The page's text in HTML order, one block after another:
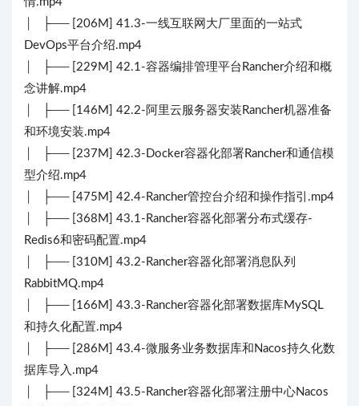
│ ├── [206M] 41.3-一线互联网大厂里面的一站式
DevOps平台介绍.mp4
│ ├── [229M] 42.1-容器编排管理平台Rancher介绍和概
念讲解.mp4
│ ├── [146M] 42.2-阿里云服务器安装Rancher机器准备
和环境安装.mp4
│ ├── [237M] 42.3-Docker容器化部署Rancher和通信模
型介绍.mp4
│ ├── [475M] 42.4-Rancher管控台介绍和操作指引.mp4
│ ├── [368M] 43.1-Rancher容器化部署分布式缓存-
Redis6和密码配置.mp4
│ ├── [310M] 43.2-Rancher容器化部署消息队列
RabbitMQ.mp4
│ ├── [166M] 43.3-Rancher容器化部署数据库MySQL
和持久化配置.mp4
│ ├── [286M] 43.4-微服务业务数据库和Nacos持久化数
据库导入.mp4
│ ├── [324M] 43.5-Rancher容器化部署注册中心Nacos